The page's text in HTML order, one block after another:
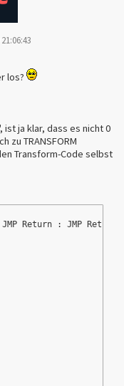
los?
ist ja klar, dass es nicht 0
zu TRANSFORM
Transform-Code selbst
Return : JMP Return